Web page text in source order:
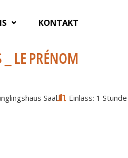
KONTAKT
_ LE PRÉNOM
Saal Einlass: 1